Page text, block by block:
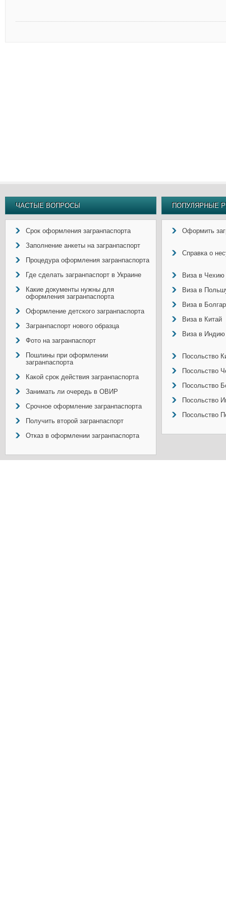
ЧАСТЫЕ ВОПРОСЫ
Срок оформления загранпаспорта
Заполнение анкеты на загранпаспорт
Процедура оформления загранпаспорта
Где сделать загранпаспорт в Украине
Какие документы нужны для
оформления загранпаспорта
Оформление детского загранпаспорта
Загранпаспорт нового образца
Фото на загранпаспорт
Пошлины при оформлении
загранпаспорта
Какой срок действия загранпаспорта
Занимать ли очередь в ОВИР
Срочное оформление загранпаспорта
Получить второй загранпаспорт
Отказ в оформлении загранпаспорта
ПОПУЛЯРНЫЕ
Оформить
Справка о
Виза в Чехию
Виза в
Виза в
Виза в Китай
Виза в Индию
Посольство
Посольство
Посольство
Посольство
Посольство